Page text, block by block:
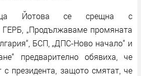
Йотова се срещна с
ГЕРБ, „Продължаваме промяната
БСП, „ДПС-Ново начало“ и
предварително обявиха, че
президента, защото смятат, че